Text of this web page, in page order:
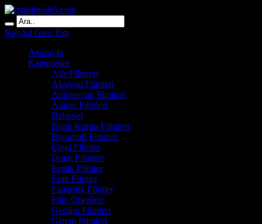
Kaydol Giriş Yap
Anasayfa
Kategoriler
Aile Filmleri
Aksiyon Filmleri
Animasyon Filmleri
Anime Filmleri
Belgesel
Bilim Kurgu Filmleri
Biyografi Filmleri
Çizgi Filmler
Dram Filmleri
Erotik Filmler
Epik Filmler
Fantastik Filmler
Film Önerileri
Gerilim Filmleri
Gizem Filmleri